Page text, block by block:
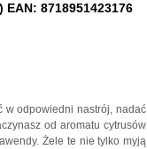
EAN: 8718951423176
w odpowiedni nastrój, nadać
od aromatu cytrusów
Żele te nie tylko myją